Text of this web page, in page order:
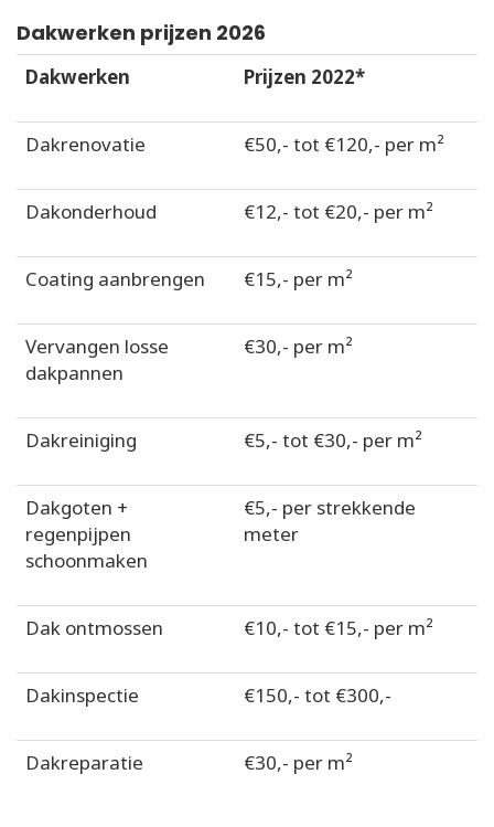
Dakwerken prijzen 2026
Dakwerken Prijzen 2022*
Dakrenovatie €50,- tot €120,- per m²
Dakonderhoud €12,- tot €20,- per m²
Coating aanbrengen €15,- per m²
Vervangen losse
dakpannen
€30,- per m²
Dakreiniging €5,- tot €30,- per m²
Dakgoten +
regenpijpen
schoonmaken
€5,- per strekkende
meter
Dak ontmossen €10,- tot €15,- per m²
Dakinspectie €150,- tot €300,-
Dakreparatie €30,- per m²